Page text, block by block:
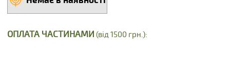
ОПЛАТА ЧАСТИНАМИ (від 1500 грн.):